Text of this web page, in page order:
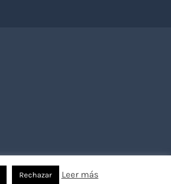
Rechazar Leer más